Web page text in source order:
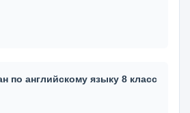
по английскому языку 8 класс